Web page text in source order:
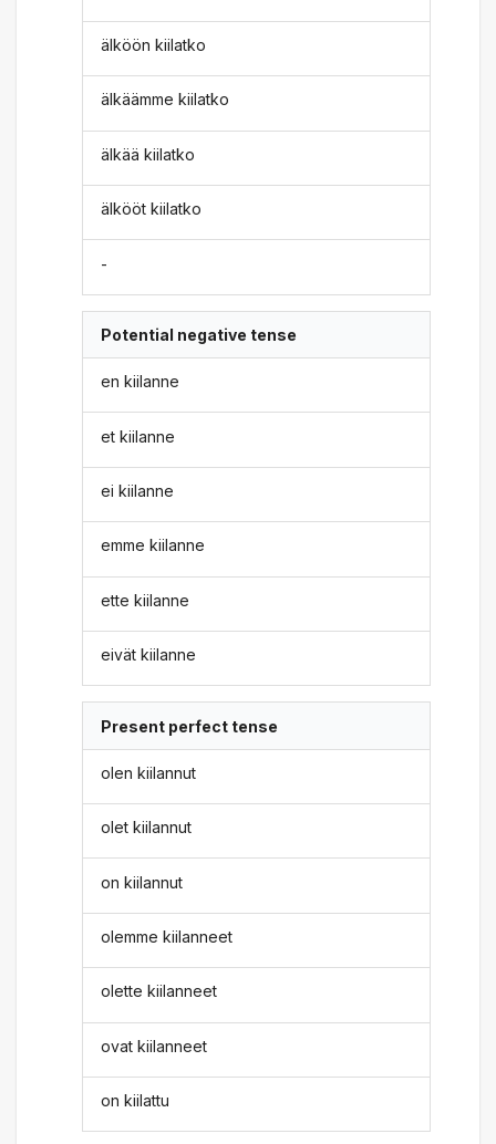
älköön kiilatko
älkäämme kiilatko
älkää kiilatko
älkööt kiilatko
-
Potential negative tense
en kiilanne
et kiilanne
ei kiilanne
emme kiilanne
ette kiilanne
eivät kiilanne
Present perfect tense
olen kiilannut
olet kiilannut
on kiilannut
olemme kiilanneet
olette kiilanneet
ovat kiilanneet
on kiilattu